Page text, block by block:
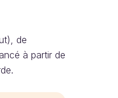
de
à partir de